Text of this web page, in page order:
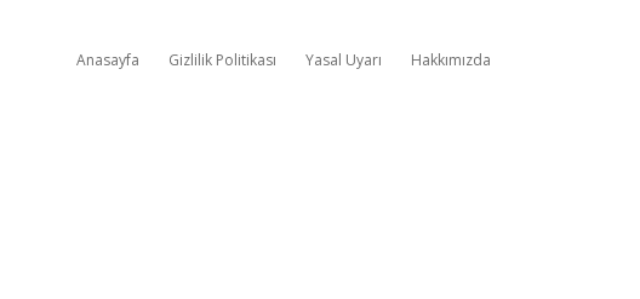
Anasayfa Gizlilik Politikası Yasal Uyarı Hakkımızda